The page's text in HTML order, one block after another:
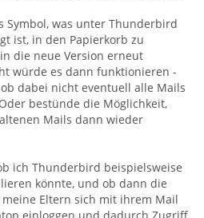
Symbol, was unter Thunderbird
ist, in den Papierkorb zu
die neue Version erneut
würde es dann funktionieren -
dabei nicht eventuell alle Mails
bestünde die Möglichkeit,
Mails dann wieder
ich Thunderbird beispielsweise
könnte, und ob dann die
Eltern sich mit ihrem Mail